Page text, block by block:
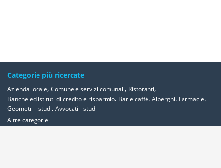
Categorie più ricercate
Azienda locale, Comune e servizi comunali, Ristoranti,
Banche ed istituti di credito e risparmio, Bar e caffè, Alberghi, Farmacie,
Geometri - studi, Avvocati - studi
Altre categorie